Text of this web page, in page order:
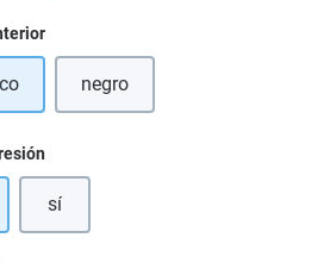
negro(Esta opción no está disponible
sí